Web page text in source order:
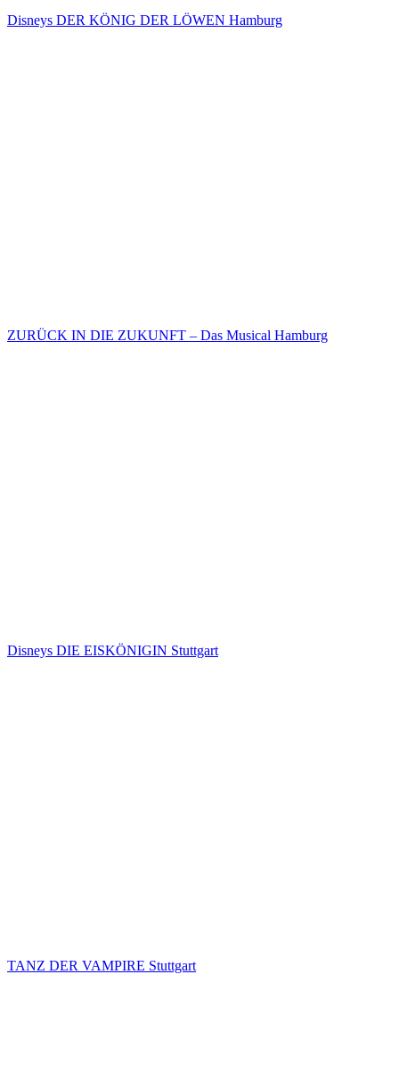
Disneys DER KÖNIG DER LÖWEN Hamburg
ZURÜCK IN DIE ZUKUNFT – Das Musical Hamburg
Disneys DIE EISKÖNIGIN Stuttgart
TANZ DER VAMPIRE Stuttgart